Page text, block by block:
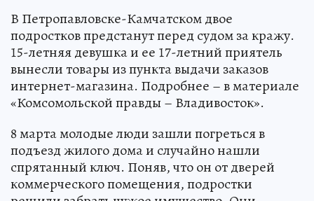
В Петропавловске-Камчатском двое
подростков предстанут перед судом за кражу.
15-летняя девушка и ее 17-летний приятель
вынесли товары из пункта выдачи заказов
интернет-магазина. Подробнее – в материале
«Комсомольской правды – Владивосток».
8 марта молодые люди зашли погреться в
подъезд жилого дома и случайно нашли
спрятанный ключ. Поняв, что он от дверей
коммерческого помещения, подростки